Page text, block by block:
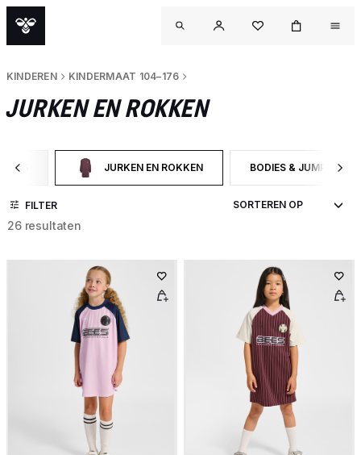
KINDEREN KINDERMAAT 104–176
JURKEN EN ROKKEN
KINDERMAAT 104–176JURKEN EN ROKKENGESELECTEERD MOMENTEEL GEFILTERD OP
BODIES & JUMPSUITS
FILTER OP
FILTER
26 resultaten